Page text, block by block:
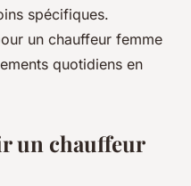
spécifiques.
un chauffeur femme
quotidiens en
un chauffeur